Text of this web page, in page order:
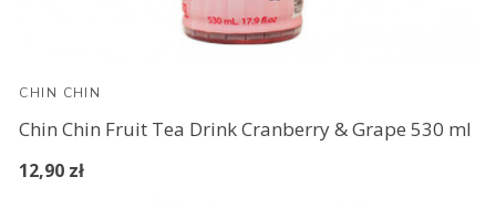
CHIN CHIN
Chin Chin Fruit Tea Drink Cranberry & Grape 530 ml
12,90 zł